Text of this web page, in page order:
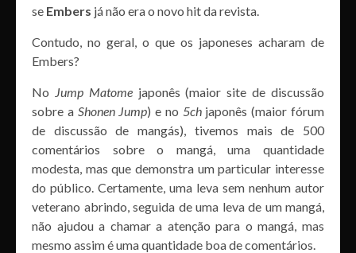
se Embers já não era o novo hit da revista.
Contudo, no geral, o que os japoneses acharam de
Embers?
No Jump Matomejaponês (maior site de discussão
sobre a Shonen Jump) e no 5chjaponês (maior fórum
de discussão de mangás), tivemos mais de 500
comentários sobre o mangá, uma quantidade
modesta, mas que demonstra um particular interesse
do público. Certamente, uma leva sem nenhum autor
veterano abrindo, seguida de uma leva de um mangá,
não ajudou a chamar a atenção para o mangá, mas
mesmo assim é uma quantidade boa de comentários.